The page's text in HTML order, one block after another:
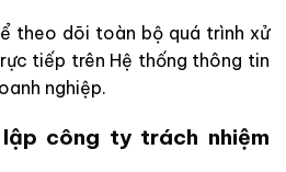
theo dõi toàn bộ quá trình xử
tiếp trên Hệ thống thông tin
nghiệp.
công ty trách nhiệm